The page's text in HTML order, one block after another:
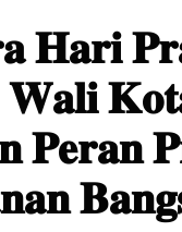
𝐇𝐚𝐫𝐢
𝐏𝐞𝐫𝐚𝐧